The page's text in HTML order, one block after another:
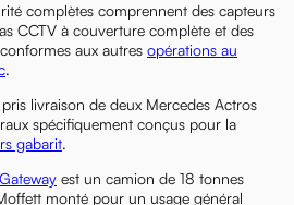
complètes comprennent des capteurs
CCTV à couverture complète et des
aux autres opérations au
.
livraison de deux Mercedes Actros
spécifiquement conçus pour la
gabarit.
est un camion de 18 tonnes
monté pour un usage général